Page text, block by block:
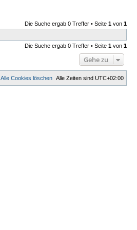
Die Suche ergab 0 Treffer • Seite 1 von 1
Die Suche ergab 0 Treffer • Seite 1 von 1
Gehe zu
Alle Zeiten sind UTC+02:00
Alle Cookies löschen